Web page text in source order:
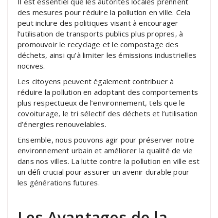
des mesures pour réduire la pollution en ville. Cela
peut inclure des politiques visant à encourager
l’utilisation de transports publics plus propres, à
promouvoir le recyclage et le compostage des
déchets, ainsi qu’à limiter les émissions industrielles
nocives.
Les citoyens peuvent également contribuer à
réduire la pollution en adoptant des comportements
plus respectueux de l’environnement, tels que le
covoiturage, le tri sélectif des déchets et l’utilisation
d’énergies renouvelables.
Ensemble, nous pouvons agir pour préserver notre
environnement urbain et améliorer la qualité de vie
dans nos villes. La lutte contre la pollution en ville est
un défi crucial pour assurer un avenir durable pour
les générations futures.